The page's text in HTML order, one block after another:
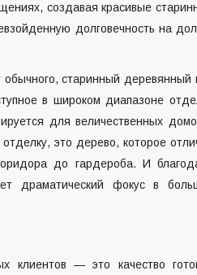
создавая красивые
долговечность на
старинный деревянный
в широком диапазоне
для величественных
это дерево, которое
до гардероба. И
драматический фокус в
клиентов — это качество